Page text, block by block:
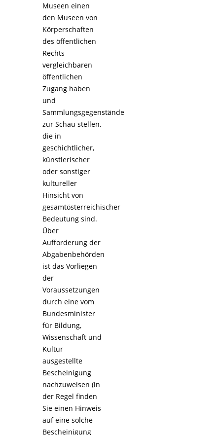
Museen einen
den Museen von
Körperschaften
des öffentlichen
Rechts
vergleichbaren
öffentlichen
Zugang haben
und
Sammlungsgegenstände
zur Schau stellen,
die in
geschichtlicher,
künstlerischer
oder sonstiger
kultureller
Hinsicht von
gesamtösterreichischer
Bedeutung sind.
Über
Aufforderung der
Abgabenbehörden
ist das Vorliegen
der
Voraussetzungen
durch eine vom
Bundesminister
für Bildung,
Wissenschaft und
Kultur
ausgestellte
Bescheinigung
nachzuweisen (in
der Regel finden
Sie einen Hinweis
auf eine solche
Bescheinigung